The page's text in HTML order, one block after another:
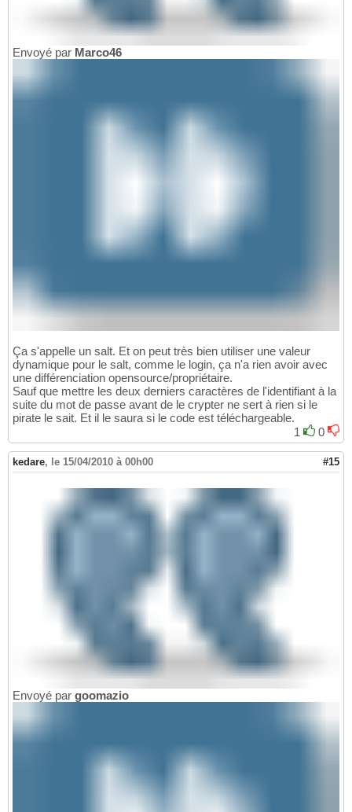
Envoyé par Marco46
Ça s'appelle un salt. Et on peut très bien utiliser une valeur
dynamique pour le salt, comme le login, ça n'a rien avoir avec
une différenciation opensource/propriétaire.
Sauf que mettre les deux derniers caractères de l'identifiant à la
suite du mot de passe avant de le crypter ne sert à rien si le
pirate le sait. Et il le saura si le code est téléchargeable.
1
0
kedare, le 15/04/2010 à 00h00 #15
Envoyé par goomazio